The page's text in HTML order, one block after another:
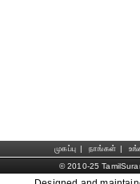
முகப்பு | நாங்கள் |
© 2010-25